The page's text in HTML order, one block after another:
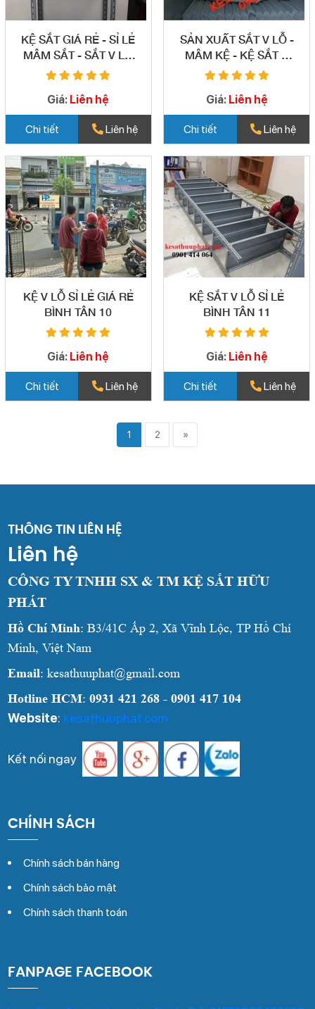
KỆ SẮT GIÁ RẺ - SỈ LẺ
MÂM SẮT - SẮT V LỖ
TẠI QUẬN BÌNH TÂN
Giá: Liên hệ
Chi tiết Liên hệ
SẢN XUẤT SẮT V LỖ -
MÂM KỆ - KỆ SẮT V
Giá: Liên hệ
Chi tiết Liên hệ
KỆ V LỖ SỈ LẺ GIÁ RẺ
BÌNH TÂN 10
Giá: Liên hệ
Chi tiết Liên hệ
KỆ SẮT V LỖ SỈ LẺ
BÌNH TÂN 11
Giá: Liên hệ
Chi tiết Liên hệ
1 2 »
THÔNG TIN LIÊN HỆ
Liên hệ
CÔNG TY TNHH SX & TM KỆ SẮT HỮU
PHÁT
Hồ Chí Minh: B3/41C Ấp 2, Xã Vĩnh Lộc, TP Hồ Chí
Minh, Việt Nam
Email: kesathuuphat@gmail.com
Hotline HCM:0931 421 268 - 0901 417 104
Website: kesathuuphat.com
Kết nối ngay
CHÍNH SÁCH
Chính sách bán hàng
Chính sách bảo mật
Chính sách thanh toán
FANPAGE FACEBOOK